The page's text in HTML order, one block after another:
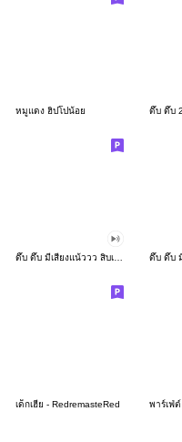
หมูแดง ฮิปโปน้อย ดึ๊บ ดึ๊บ
ดึ๊บ ดึ๊บ
เด็กเฮีย - RedremasteRed พาร์เฟ่